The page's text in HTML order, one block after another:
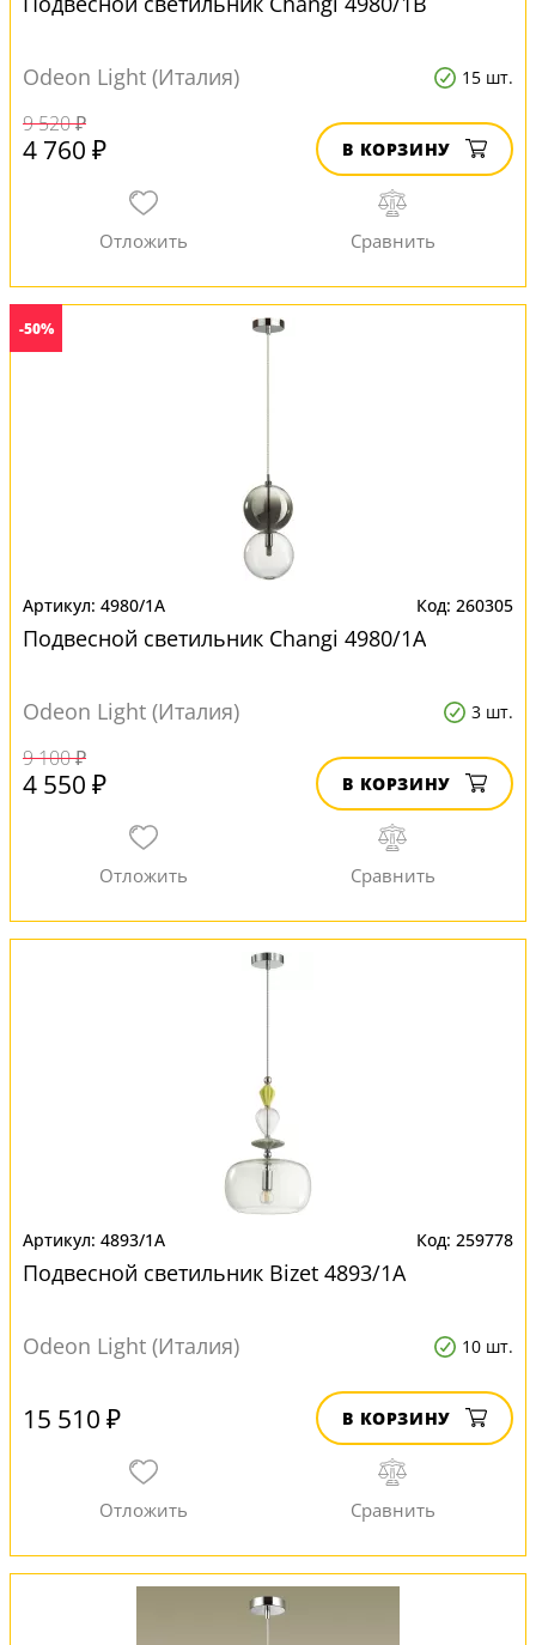
Odeon Light (Италия) 15 шт.
9 520 ₽
4 760 ₽ В КОРЗИНУ
-50%
4980/1A 260305
Подвесной светильник Changi 4980/1A
Odeon Light (Италия) 3 шт.
9 100 ₽
4 550 ₽ В КОРЗИНУ
4893/1A 259778
Подвесной светильник Bizet 4893/1A
Odeon Light (Италия) 10 шт.
15 510 ₽ В КОРЗИНУ